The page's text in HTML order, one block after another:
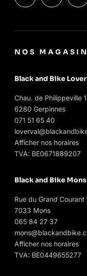
NOS
Black and Bike
Chau. de Philippeville
6280 Gerpinnes
071 51 65 40
Afficher nos horaires
TVA: BE0671889207
Black and Bike Mons
Rue du Grand Courant
7033 Mons
065 84 27 37
Afficher nos horaires
TVA: BE0449655277